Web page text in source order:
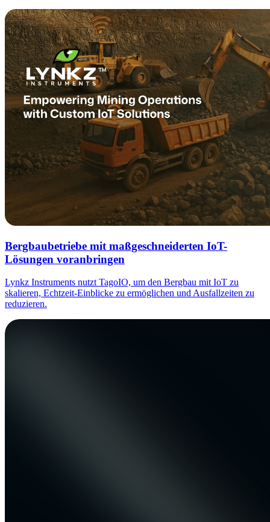
Bergbaubetriebe mit maßgeschneiderten IoT-
Lösungen voranbringen
Lynkz Instruments nutzt TagoIO, um den Bergbau mit IoT zu
skalieren, Echtzeit-Einblicke zu ermöglichen und Ausfallzeiten zu
reduzieren.